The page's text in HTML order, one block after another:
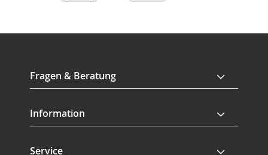
Fragen & Beratung
Information
Service